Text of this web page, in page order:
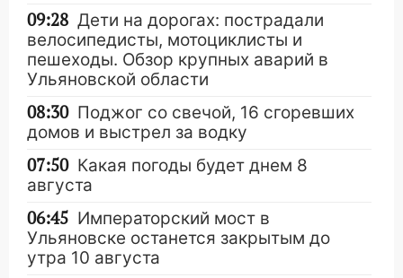
09:28 Дети на дорогах: пострадали
велосипедисты, мотоциклисты и
пешеходы. Обзор крупных аварий в
Ульяновской области
08:30 Поджог со свечой, 16 сгоревших
домов и выстрел за водку
07:50 Какая погоды будет днем 8
августа
06:45 Императорский мост в
Ульяновске останется закрытым до
утра 10 августа